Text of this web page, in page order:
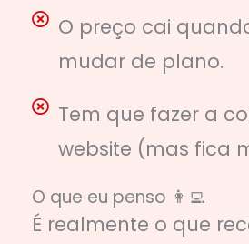
O preço cai
mudar de plano.
Tem que fazer a
website (mas fica
O que eu penso 👩‍💻
É realmente o que